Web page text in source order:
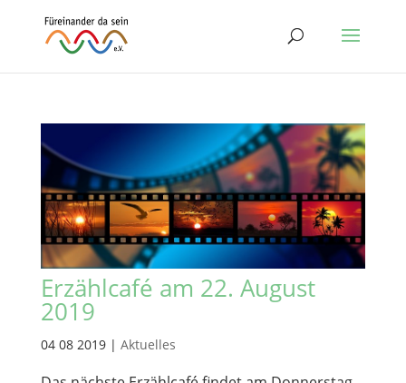
Erzählcafé am 22. August
2019
04 08 2019| Aktuelles